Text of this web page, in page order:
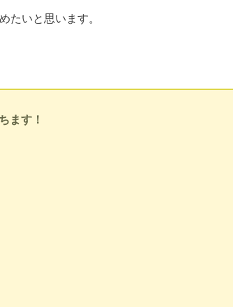
たいと思います。
ます！